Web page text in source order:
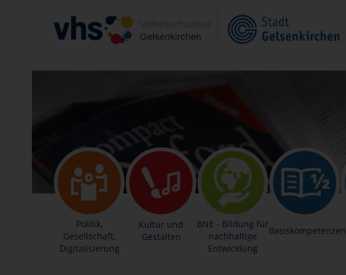
Politik,
Gesellschaft,
Digitalisierung
Kultur und
Gestalten
BNE - Bildung für
nachhaltige
Entwicklung
Basiskompetenzen